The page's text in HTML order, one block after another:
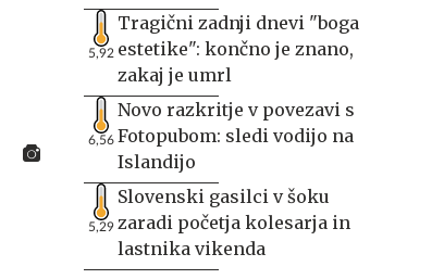
5,92
Tragični zadnji dnevi "boga
estetike": končno je znano,
zakaj je umrl
6,56
Novo razkritje v povezavi s
Fotopubom: sledi vodijo na
Islandijo
5,29
Slovenski gasilci v šoku
zaradi početja kolesarja in
lastnika vikenda